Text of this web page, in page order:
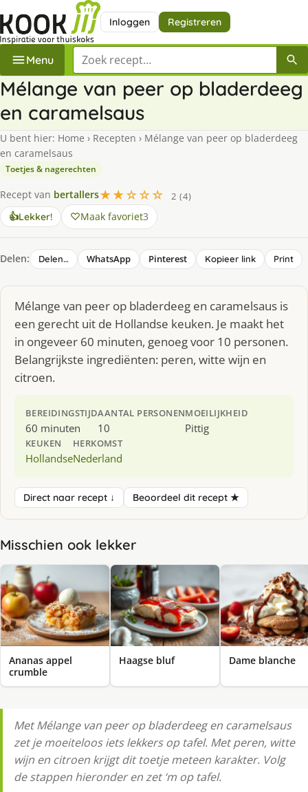
Inloggen Registreren
Menu Zoek een recept
Mélange van peer op bladerdeeg
en caramelsaus
U bent hier: Home › Recepten › Mélange van peer op bladerdeeg
en caramelsaus
Toetjes & nagerechten
Recept van bertallers★★☆☆☆
2 (4)
👍Lekker! Maak favoriet3
Delen: Delen… WhatsApp Pinterest Kopieer link Print
Mélange van peer op bladerdeeg en caramelsaus is
een gerecht uit de Hollandse keuken. Je maakt het
in ongeveer 60 minuten, genoeg voor 10 personen.
Belangrijkste ingrediënten: peren, witte wijn en
citroen.
BEREIDINGSTIJD
60 minuten
AANTAL PERSONEN
10
MOEILIJKHEID
Pittig
KEUKEN
Hollandse
HERKOMST
Nederland
Direct naar recept ↓ Beoordeel dit recept ★
Misschien ook lekker
Ananas appel
crumble
Haagse bluf Dame blanche
Met Mélange van peer op bladerdeeg en caramelsaus
zet je moeiteloos iets lekkers op tafel. Met peren, witte
wijn en citroen krijgt dit toetje meteen karakter. Volg
de stappen hieronder en zet ‘m op tafel.